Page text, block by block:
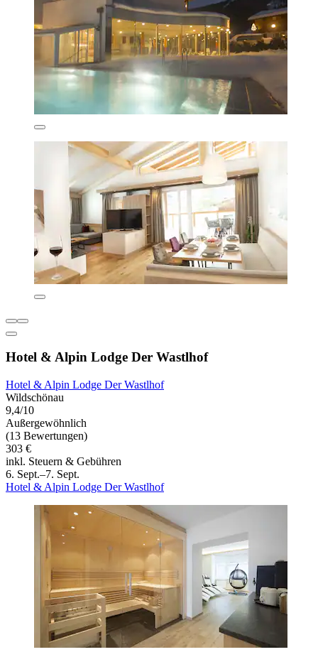
Hotel & Alpin Lodge Der Wastlhof
Hotel & Alpin Lodge Der Wastlhof
Wildschönau
9,4/10
Außergewöhnlich
(13 Bewertungen)
303 €
inkl. Steuern & Gebühren
6. Sept.–7. Sept.
Hotel & Alpin Lodge Der Wastlhof